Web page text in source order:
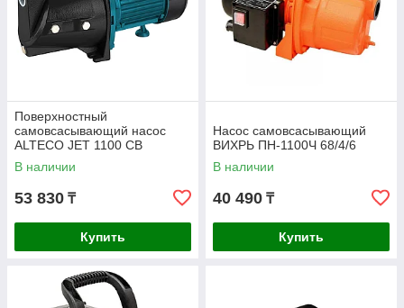
Поверхностный
самовсасывающий насос
ALTECO JET 1100 CB
В наличии
53 830 ₸
Купить
Насос самовсасывающий
ВИХРЬ ПН-1100Ч 68/4/6
В наличии
40 490 ₸
Купить